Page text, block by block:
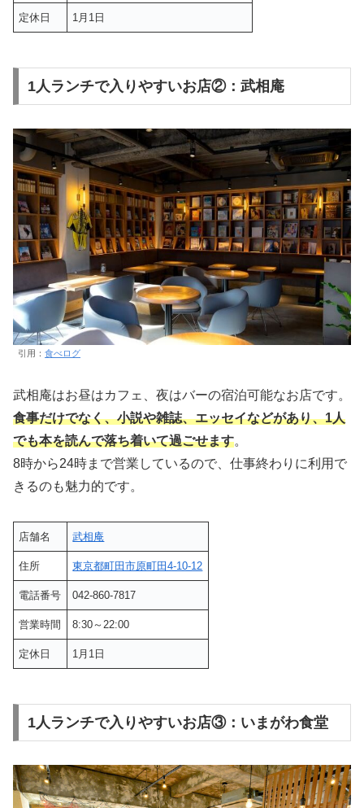
定休日 1月1日
1人ランチで入りやすいお店②：武相庵
引用： 食べログ
武相庵はお昼はカフェ、夜はバーの宿泊可能なお店です。
食事だけでなく、小説や雑誌、エッセイなどがあり、1人
でも本を読んで落ち着いて過ごせます。
8時から24時まで営業しているので、仕事終わりに利用で
きるのも魅力的です。
店舗名 武相庵
住所 東京都町田市原町田4-10-12
電話番号 042-860-7817
営業時間 8:30～22:00
定休日 1月1日
1人ランチで入りやすいお店③：いまがわ食堂